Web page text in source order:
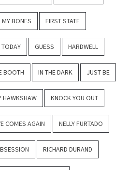
MY BONES FIRST STATE
TODAY GUESS HARDWELL
BOOTH IN THE DARK JUST BE
HAWKSHAW KNOCK YOU OUT
COMES AGAIN NELLY FURTADO
RICHARD DURAND